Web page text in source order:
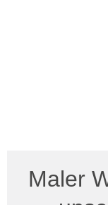
Maler